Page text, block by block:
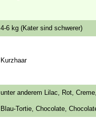
4-6 kg (Kater sind schwerer)
Kurzhaar
unter anderem Lilac, Rot,
Blau-Tortie, Chocolate,